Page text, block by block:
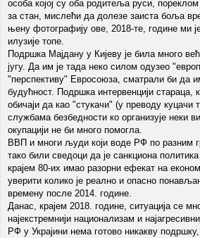
особа којој су оба родитеља руси,
за стан, мислећи да долезе заиста боља
њену фотографију ове, 2018-те, године ми
илузије топе.
Подршка Мајдану у Кијеву је била много
југу. Да им је тада неко силом одузео
"перспективу" Евросоюза, сматрали би да
будућност. Подршка интервенцији стараца,
обичаји да као "стукачи" (у преводу куцачи
службама безбедности ко организује неки
окупацији не би много помогла.
ВВП и многи људи који воде РФ по разним
тако били сведоци да је санкциона
крајем 80-их имао разорни ефекат на
уверити колико је реално и опасно
времену после 2014. године.
Данас, крајем 2018. године, ситуација се
најекстремнији национализам и
РФ у Украјини нема готово никакву